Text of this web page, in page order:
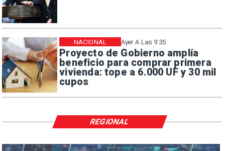
Ayer A Las 9:35
Proyecto de Gobierno amplía
beneficio para comprar primera
vivienda: tope a 6.000 UF y 30 mil
cupos
NACIONAL
REGIONAL